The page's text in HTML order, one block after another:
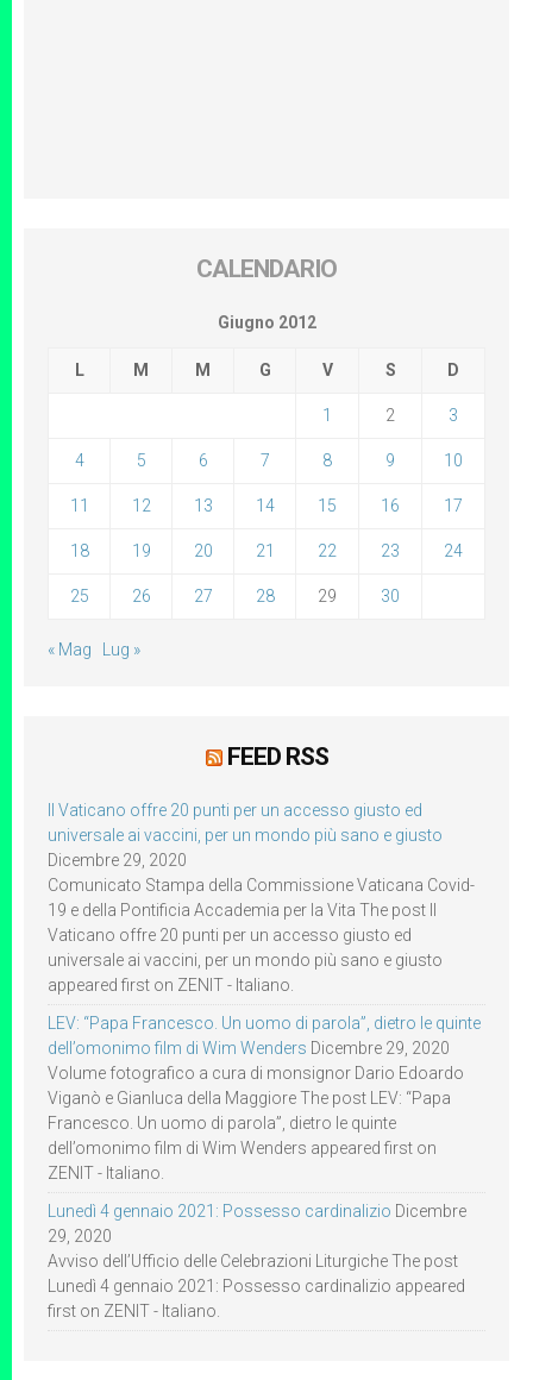
CALENDARIO
Giugno 2012
L M M G V S D
1 2 3
4 5 6 7 8 9 10
11 12 13 14 15 16 17
18 19 20 21 22 23 24
25 26 27 28 29 30
« Mag Lug »
FEED RSS
Il Vaticano offre 20 punti per un accesso giusto ed
universale ai vaccini, per un mondo più sano e giusto
Dicembre 29, 2020
Comunicato Stampa della Commissione Vaticana Covid-
19 e della Pontificia Accademia per la Vita The post Il
Vaticano offre 20 punti per un accesso giusto ed
universale ai vaccini, per un mondo più sano e giusto
appeared first on ZENIT - Italiano.
LEV: “Papa Francesco. Un uomo di parola”, dietro le quinte
dell’omonimo film di Wim Wenders Dicembre 29, 2020
Volume fotografico a cura di monsignor Dario Edoardo
Viganò e Gianluca della Maggiore The post LEV: “Papa
Francesco. Un uomo di parola”, dietro le quinte
dell’omonimo film di Wim Wenders appeared first on
ZENIT - Italiano.
Lunedì 4 gennaio 2021: Possesso cardinalizio Dicembre
29, 2020
Avviso dell’Ufficio delle Celebrazioni Liturgiche The post
Lunedì 4 gennaio 2021: Possesso cardinalizio appeared
first on ZENIT - Italiano.